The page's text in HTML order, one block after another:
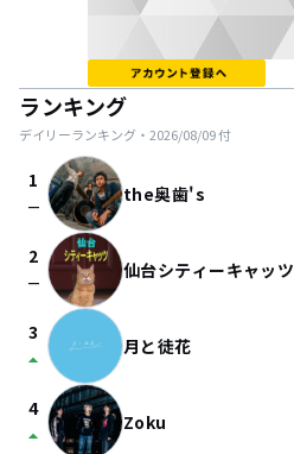
ランキング
デイリーランキング・ 2026/08/09付
1
check_indeterminate_small the奥歯's
2
check_indeterminate_small 仙台シティーキャッツ
3
arrow_drop_up 月と徒花
4
arrow_drop_up Zoku